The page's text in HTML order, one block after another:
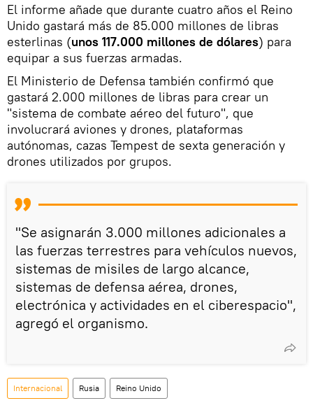
El informe añade que durante cuatro años el Reino
Unido gastará más de 85.000 millones de libras
esterlinas (unos 117.000 millones de dólares) para
equipar a sus fuerzas armadas.
El Ministerio de Defensa también confirmó que
gastará 2.000 millones de libras para crear un
"sistema de combate aéreo del futuro", que
involucrará aviones y drones, plataformas
autónomas, cazas Tempest de sexta generación y
drones utilizados por grupos.
"Se asignarán 3.000 millones adicionales a
las fuerzas terrestres para vehículos nuevos,
sistemas de misiles de largo alcance,
sistemas de defensa aérea, drones,
electrónica y actividades en el ciberespacio",
agregó el organismo.
Internacional Rusia Reino Unido